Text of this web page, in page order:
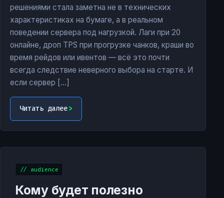
решениями стала заметна не в технических
характеристиках на бумаге, а в реальном
поведении сервера под нагрузкой. Лаги при 20
онлайне, дроп TPS при прогрузке чанков, краши во
время рейдов или ивентов — всё это почти
всегда следствие неверного выбора на старте. И
если сервер […]
Читать далее
// audience
Кому будет полезно